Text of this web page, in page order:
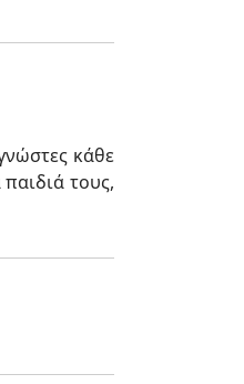
κάθε
τους,